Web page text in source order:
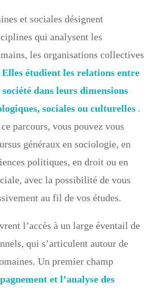
et sociales désignent
qui analysent les
les organisations collectives
Elles étudient les relations entre
dans leurs dimensions
sociales ou culturelles .
parcours, vous pouvez vous
généraux en sociologie, en
politiques, en droit ou en
avec la possibilité de vous
au fil de vos études.
l’accès à un large éventail de
qui s’articulent autour de
Un premier champ
et l’analyse des